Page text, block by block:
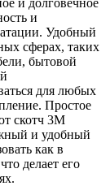
и
Удобный
сферах, таких
бытовой
для любых
Простое
скотч 3М
и удобный
как в
делает его